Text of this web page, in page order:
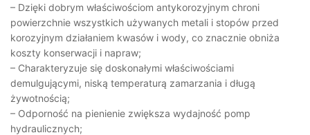
– Dzięki dobrym właściwościom antykorozyjnym chroni
powierzchnie wszystkich używanych metali i stopów przed
korozyjnym działaniem kwasów i wody, co znacznie obniża
koszty konserwacji i napraw;
– Charakteryzuje się doskonałymi właściwościami
demulgującymi, niską temperaturą zamarzania i długą
żywotnością;
– Odporność na pienienie zwiększa wydajność pomp
hydraulicznych;